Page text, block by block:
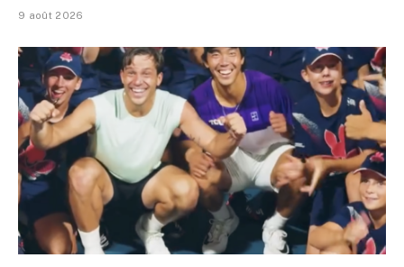
9 août 2026